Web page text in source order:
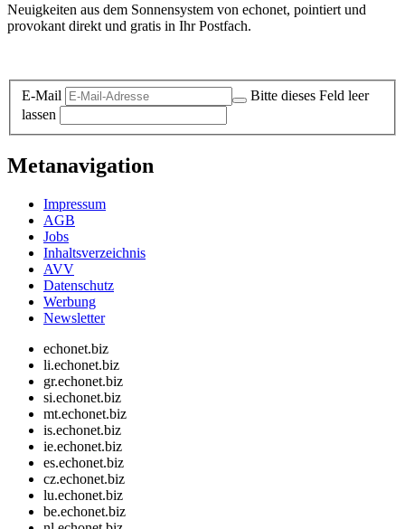
Neuigkeiten aus dem Sonnensystem von echonet, pointiert und
provokant direkt und gratis in Ihr Postfach.
E-Mail
Bitte dieses Feld leer
lassen
Metanavigation
Impressum
AGB
Jobs
Inhaltsverzeichnis
AVV
Datenschutz
Werbung
Newsletter
echonet.biz
li.echonet.biz
gr.echonet.biz
si.echonet.biz
mt.echonet.biz
is.echonet.biz
ie.echonet.biz
es.echonet.biz
cz.echonet.biz
lu.echonet.biz
be.echonet.biz